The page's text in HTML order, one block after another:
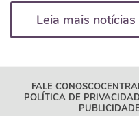
Leia mais
FALE CONOSCO
POLÍTICA DE